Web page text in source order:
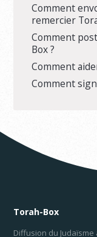
Comment
remercier
Comment
Box ?
Comment
Comment
Torah-Box
Diffusion du